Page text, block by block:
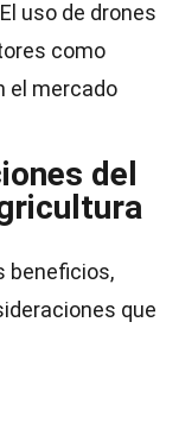
uso de drones
como
el mercado
del
beneficios,
que